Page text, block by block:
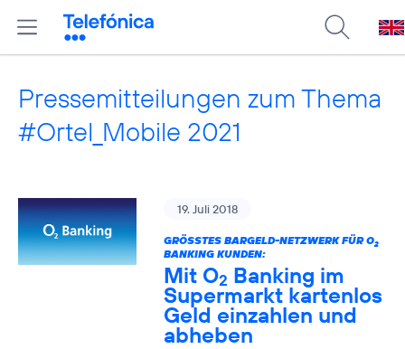
Pressemitteilungen zum Thema
#Ortel_Mobile 2021
19. Juli 2018
GRÖSSTES BARGELD-NETZWERK FÜR O 2
BANKING KUNDEN:
Mit O2 Banking im
Supermarkt kartenlos
Geld einzahlen und
abheben